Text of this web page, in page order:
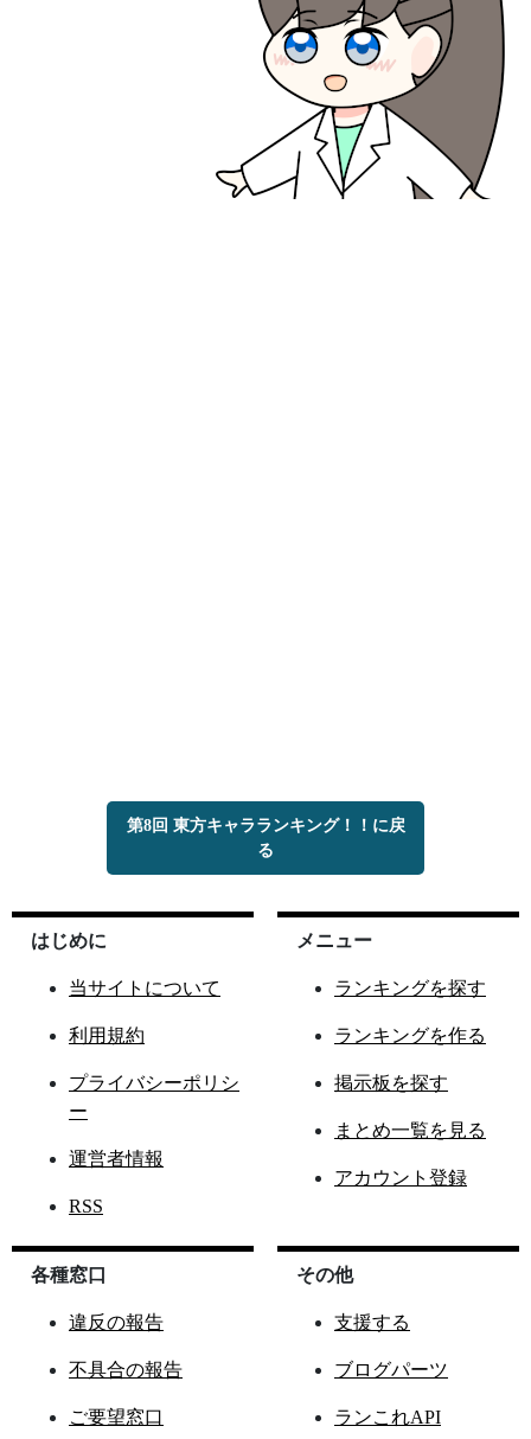
第8回 東方キャラランキング！！に戻
る
はじめに
当サイトについて
利用規約
プライバシーポリシ
ー
運営者情報
RSS
メニュー
ランキングを探す
ランキングを作る
掲示板を探す
まとめ一覧を見る
アカウント登録
各種窓口
違反の報告
不具合の報告
ご要望窓口
その他
支援する
ブログパーツ
ランこれAPI